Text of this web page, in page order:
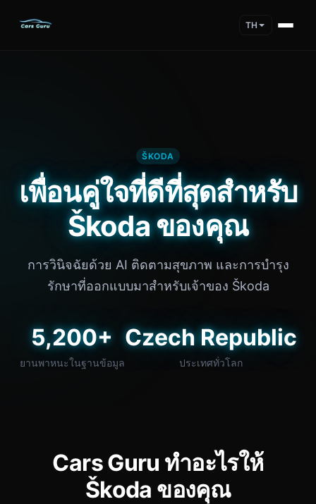
TH
ŠKODA
เพื่อนคู่ใจที่ดีที่สุดสำหรับ
Škoda ของคุณ
การวินิจฉัยด้วย AI ติดตามสุขภาพ และการบำรุง
รักษาที่ออกแบบมาสำหรับเจ้าของ Škoda
5,200+
ยานพาหนะในฐานข้อมูล
Czech Republic
ประเทศทั่วโลก
Cars Guru ทำอะไรให้
Škoda ของคุณ